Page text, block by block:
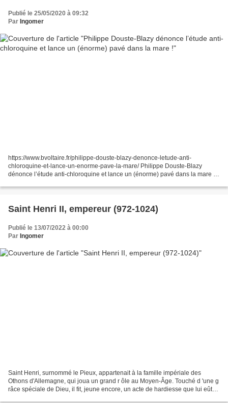
Publié le 25/05/2020 à 09:32
Par Ingomer
https://www.bvoltaire.fr/philippe-douste-blazy-denonce-letude-anti-
chloroquine-et-lance-un-enorme-pave-la-mare/ Philippe Douste-Blazy
dénonce l’étude anti-chloroquine et lance un (énorme) pavé dans la mare !
Saint Henri II, empereur (972-1024)
Publié le 13/07/2022 à 00:00
Par Ingomer
Saint Henri, surnommé le Pieux, appartenait à la famille impériale des
Othons d'Allemagne, qui joua un grand r ôle au Moyen-Âge. Touché d 'une g
râce spéciale de Dieu, il fit, jeune encore, un acte de hardiesse que lui eût